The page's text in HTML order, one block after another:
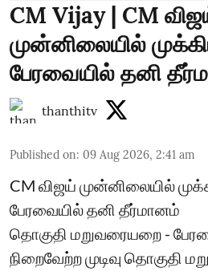
CM Vijay | CM
முன்னிலையில்
பேரவையில் தனி
thanthitv
Published on: 09 Aug 2026, 2:41 am
CM விஜய் முன்னிலையில்
பேரவையில் தனி தீர்மானம்
தொகுதி மறுவரையறை -
நிறைவேற்ற முடிவு தொகுதி